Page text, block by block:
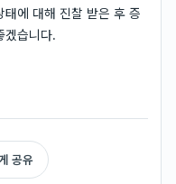
태에 대해 진찰 받은 후 증
겠습니다.
공유